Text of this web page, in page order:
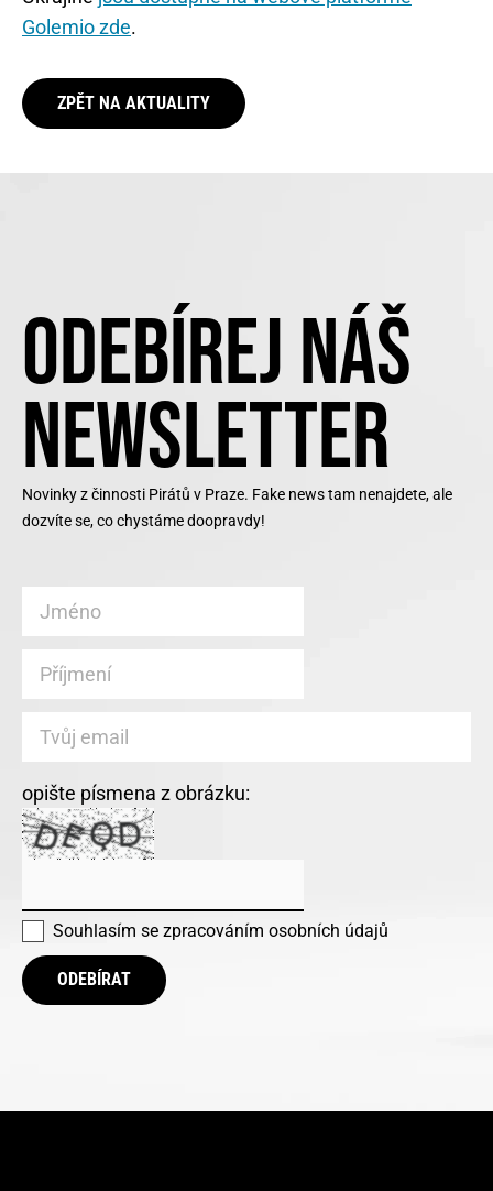
Golemio zde.
ZPĚT NA AKTUALITY
ODEBÍREJ NÁŠ
NEWSLETTER
Novinky z činnosti Pirátů v Praze. Fake news tam nenajdete, ale
dozvíte se, co chystáme doopravdy!
opište písmena z obrázku:
Souhlasím se zpracováním osobních údajů
ODEBÍRAT